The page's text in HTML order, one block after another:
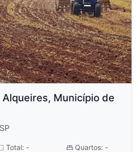
Município de
Total: -
Quartos: -